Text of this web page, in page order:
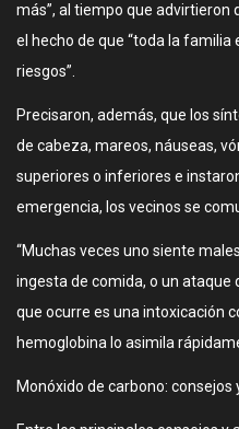
más”, al tiempo que advirtieron
el hecho de que “toda la
riesgos”.
Precisaron, además, que los
de cabeza, mareos, náuseas,
superiores o inferiores e
emergencia, los vecinos se
“Muchas veces uno siente
ingesta de comida, o un ataque
que ocurre es una intoxicación
hemoglobina lo asimila
Monóxido de carbono: consejos